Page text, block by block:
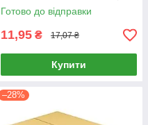
Готово до відправки
11,95 ₴ 17,07 ₴
Купити
–28%